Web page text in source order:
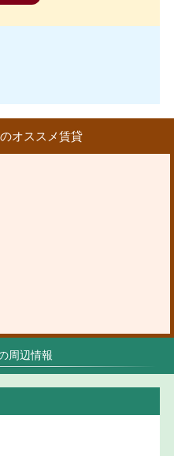
のオススメ賃貸
周辺情報